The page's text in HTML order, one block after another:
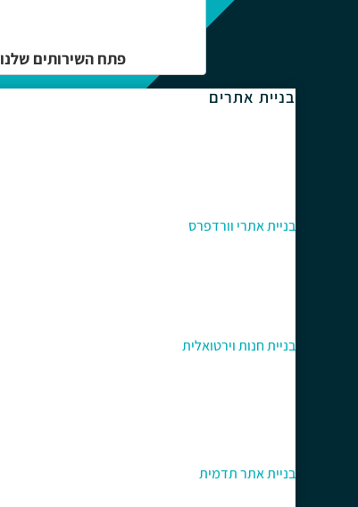
פתח השירותים שלנו
בניית אתרים
בניית אתרי וורדפרס
בניית חנות וירטואלית
בניית אתר תדמית